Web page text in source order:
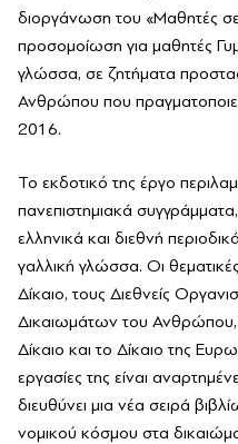
διοργάνωση του «Μαθητές
προσομοίωση για μαθητές
γλώσσα, σε ζητήματα
Ανθρώπου που
2016.
Το εκδοτικό της έργο
πανεπιστημιακά
ελληνικά και διεθνή
γαλλική γλώσσα. Οι
Δίκαιο, τους Διεθνείς
Δικαιωμάτων του Ανθρώπου,
Δίκαιο και το Δίκαιο της
εργασίες της είναι
διευθύνει μια νέα σειρά
νομικού κόσμου στα